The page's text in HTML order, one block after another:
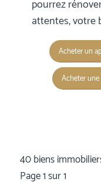
pourrez
attentes, votre
Acheter un
Acheter
40 biens
Page 1 sur 1